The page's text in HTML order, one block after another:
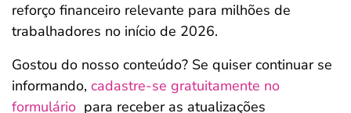
reforço financeiro relevante para milhões de
trabalhadores no início de 2026.
Gostou do nosso conteúdo? Se quiser continuar se
informando, cadastre-se gratuitamente no
formulário para receber as atualizações